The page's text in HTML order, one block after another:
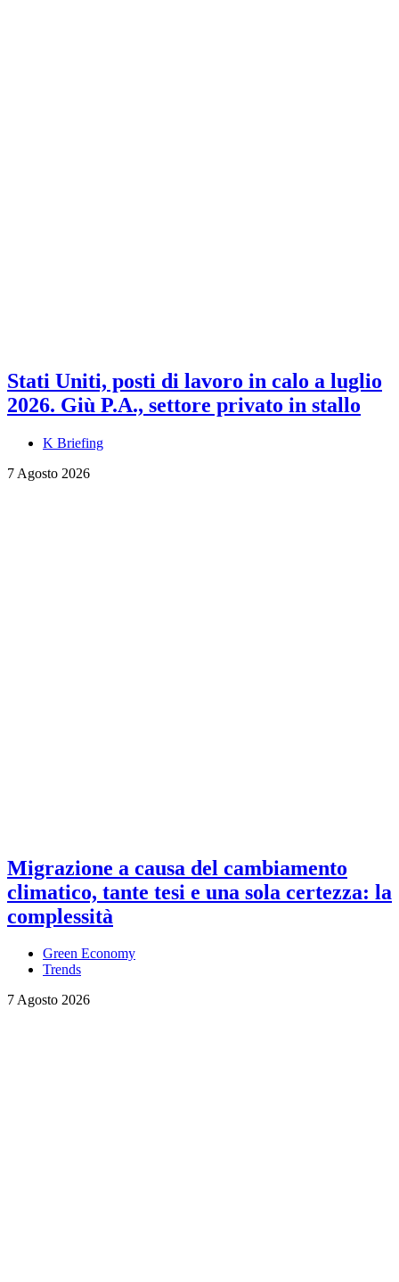
Stati Uniti, posti di lavoro in calo a luglio
2026. Giù P.A., settore privato in stallo
K Briefing
7 Agosto 2026
Migrazione a causa del cambiamento
climatico, tante tesi e una sola certezza: la
complessità
Green Economy
Trends
7 Agosto 2026